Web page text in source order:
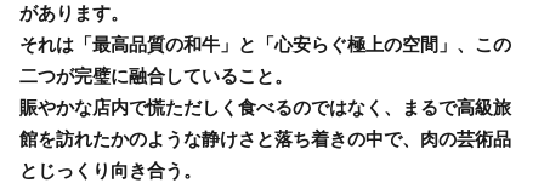
があります。
それは「最高品質の和牛」と「心安らぐ極上の空間」、この
二つが完璧に融合していること。
賑やかな店内で慌ただしく食べるのではなく、まるで高級旅
館を訪れたかのような静けさと落ち着きの中で、肉の芸術品
とじっくり向き合う。